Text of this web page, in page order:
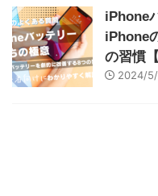
iPhone
iPhone
の習慣
2024/